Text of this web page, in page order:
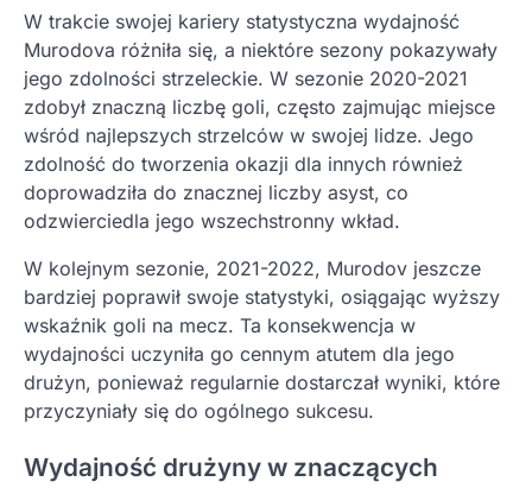
W trakcie swojej kariery statystyczna wydajność
Murodova różniła się, a niektóre sezony pokazywały
jego zdolności strzeleckie. W sezonie 2020-2021
zdobył znaczną liczbę goli, często zajmując miejsce
wśród najlepszych strzelców w swojej lidze. Jego
zdolność do tworzenia okazji dla innych również
doprowadziła do znacznej liczby asyst, co
odzwierciedla jego wszechstronny wkład.
W kolejnym sezonie, 2021-2022, Murodov jeszcze
bardziej poprawił swoje statystyki, osiągając wyższy
wskaźnik goli na mecz. Ta konsekwencja w
wydajności uczyniła go cennym atutem dla jego
drużyn, ponieważ regularnie dostarczał wyniki, które
przyczyniały się do ogólnego sukcesu.
Wydajność drużyny w znaczących